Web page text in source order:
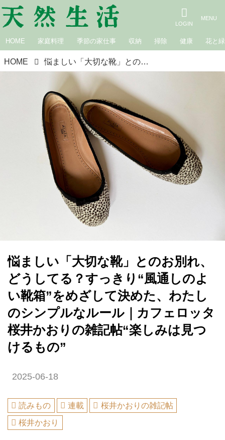
HOME 家庭料理 季節の家仕事 収納 掃除 健康 花と緑
HOME 悩ましい「大切な靴」とのお別れ、どうしてる？すっきり“風通しのよい靴箱”をめざして決めた、わたしのシンプルなルール｜カフェロッタ桜井かおりの雑記帖“楽しみは見つけるもの”
悩ましい「大切な靴」とのお別れ、
どうしてる？すっきり“風通しのよ
い靴箱”をめざして決めた、わたし
のシンプルなルール｜カフェロッタ
桜井かおりの雑記帖“楽しみは見つ
けるもの”
2025-06-18
読みもの 連載
桜井かおりの雑記帖
桜井かおり